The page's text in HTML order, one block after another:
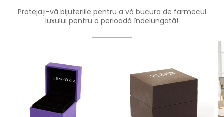
Protejați-vă bijuteriile pentru a vă bucura de farmecul
luxului pentru o perioadă îndelungată!